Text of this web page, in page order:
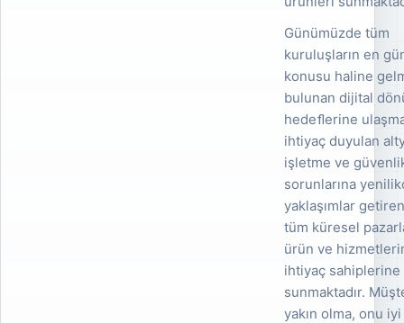
Günümüzde tüm
kuruluşların en
konusu haline
bulunan dijital
hedeﬂerine
ihtiyaç duyulan
işletme ve
sorunlarına
yaklaşımlar
tüm küresel
ürün ve
ihtiyaç sahiplerine
sunmaktadır.
yakın olma, onu iyi